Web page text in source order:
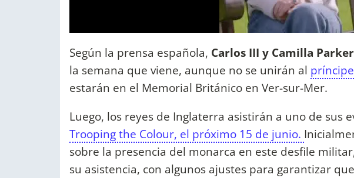
Según la prensa española, Carlos III y Camilla
la semana que viene, aunque no se unirán al
estarán en el Memorial Británico en Ver-sur-Mer.
Luego, los reyes de Inglaterra asistirán a uno de sus
Trooping the Colour, el próximo 15 de junio.
sobre la presencia del monarca en este desfile
su asistencia, con algunos ajustes para garantizar